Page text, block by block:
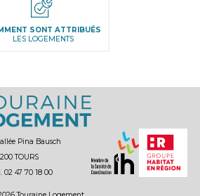
SONT ATTRIBUÉS
LES LOGEMENTS
allée Pina Bausch
TOURS
02 47 70 18 00